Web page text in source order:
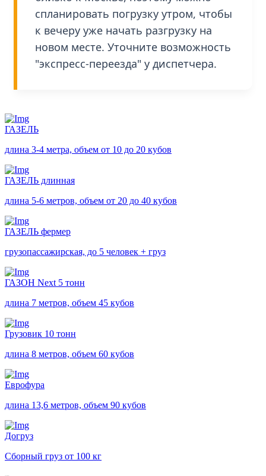
спланировать погрузку утром, чтобы
к вечеру уже начать разгрузку на
новом месте. Уточните возможность
"экспресс-переезда" у диспетчера.
ГАЗЕЛЬ
длина 3-4 метра, объем от 10 до 20 кубов
ГАЗЕЛЬ длинная
длина 5-6 метров, объем от 20 до 40 кубов
ГАЗЕЛЬ фермер
грузопассажирская, до 5 человек + груз
ГАЗОН Next 5 тонн
длина 7 метров, объем 45 кубов
Грузовик 10 тонн
длина 8 метров, объем 60 кубов
Еврофура
длина 13,6 метров, объем 90 кубов
Догруз
Сборный груз от 100 кг